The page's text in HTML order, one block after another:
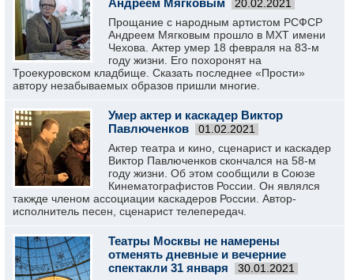
Андреем Мягковым 20.02.2021
Прощание с народным артистом РСФСР
Андреем Мягковым прошло в МХТ имени
Чехова. Актер умер 18 февраля на 83-м
году жизни. Его похоронят на
Троекуровском кладбище. Сказать последнее «Прости»
автору незабываемых образов пришли многие.
Умер актер и каскадер Виктор
Павлюченков
01.02.2021
Актер театра и кино, сценарист и каскадер
Виктор Павлюченков скончался на 58-м
году жизни. Об этом сообщили в Союзе
Кинематографистов России. Он являлся
такжде членом ассоциации каскадеров России. Автор-
исполнитель песен, сценарист телепередач.
Театры Москвы не намерены
отменять дневные и вечерние
спектакли 31 января
30.01.2021